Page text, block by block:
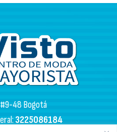
#9-48 Bogotá
3225086184